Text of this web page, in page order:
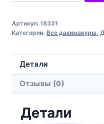
Серіал
Fallout
Артикул: 18331
Категории: Все дакимакуры,
Детали
Отзывы (0)
Детали